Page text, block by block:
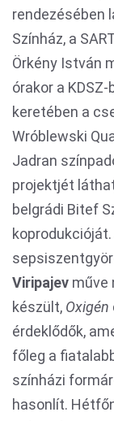
rendezésében
Színház, a
Örkény István
órakor a
keretében a
Wróblewski
Jadran
projektjét
belgrádi Bitef
koprodukcióját.
Viripajev műve
készült, Oxigén
érdeklődők,
főleg a
színházi
hasonlít.